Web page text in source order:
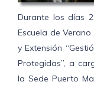
Durante los días
Escuela de
y Extensión
Protegidas”, a
la Sede Puerto